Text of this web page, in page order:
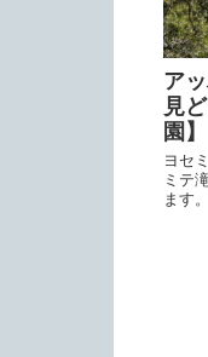
ア
見
園】
ヨセ
ミテ
ます。